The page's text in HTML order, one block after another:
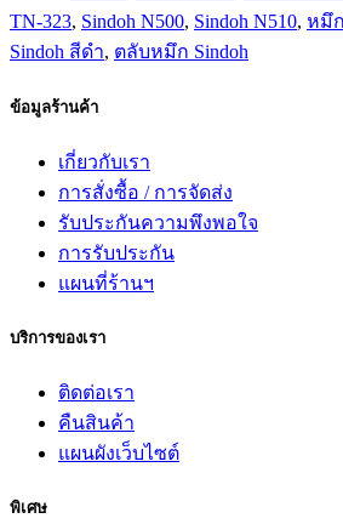
TN-323, Sindoh N500, Sindoh N510, หมึ
Sindoh สีดำ, ตลับหมึก Sindoh
ข้อมูลร้านค้า
เกี่ยวกับเรา
การสั่งซื้อ / การจัดส่ง
รับประกันความพึงพอใจ
การรับประกัน
แผนที่ร้านฯ
บริการของเรา
ติดต่อเรา
คืนสินค้า
แผนผังเว็บไซต์
พิเศษ